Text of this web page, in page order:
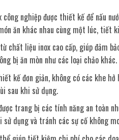
nghiệp được thiết kế để nấu
ăn khác nhau cùng một lúc, tiết
chất liệu inox cao cấp, giúp đảm
bị ăn mòn như các loại chảo khác.
kế đơn giản, không có các khe
sau khi sử dụng.
trang bị các tính năng an toàn
dụng và tránh các sự cố không